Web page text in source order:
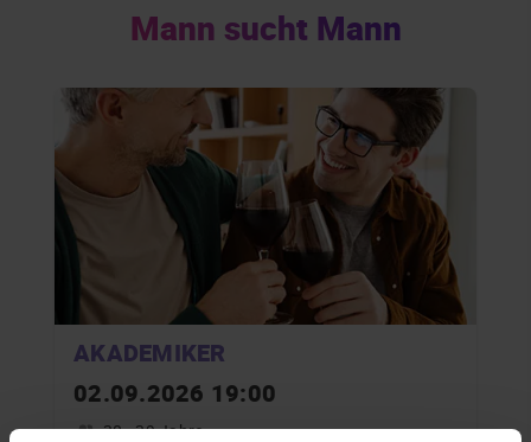
Mann sucht Mann
AKADEMIKER
02.09.2026 19:00
30 - 39 Jahre